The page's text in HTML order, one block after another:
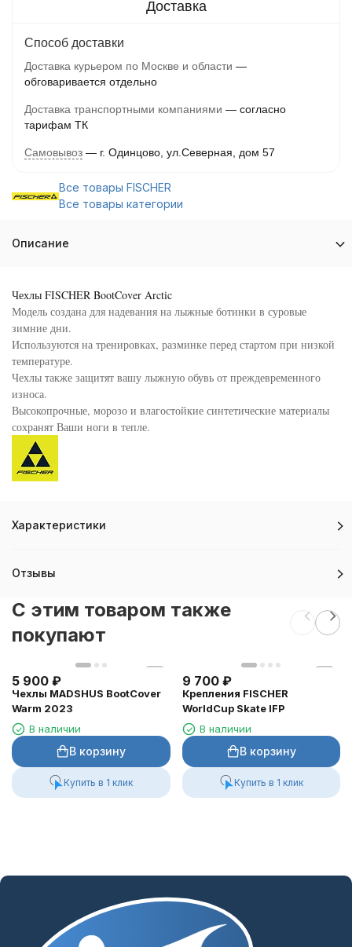
Способ доставки
Доставка курьером по Москве и области
обговаривается отдельно
Доставка транспортными компаниями
согласно
тарифам ТК
Самовывоз г. Одинцово, ул.Северная, дом 57
Все товары FISCHER
Все товары категории
Описание
Чехлы FISCHER BootCover Arctic
Модель создана для надевания на лыжные ботинки в суровые
зимние дни.
Используются на тренировках, разминке перед стартом при низкой
температуре.
Чехлы также защитят вашу лыжную обувь от преждевременного
износа.
Высокопрочные, морозо и влагостойкие синтетические материалы
сохранят Ваши ноги в тепле.
Характеристики
Отзывы
C этим товаром также
покупают
5 900 ₽
Чехлы MADSHUS BootCover
Warm 2023
В наличии
В корзину
Купить в 1 клик
9 700 ₽
Крепления FISCHER
WorldCup Skate IFP
В наличии
В корзину
Купить в 1 клик